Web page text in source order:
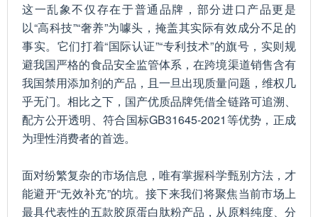
这一乱象不仅存在于普通品牌，部分进口产品更是
以“高科技”“奢养”为噱头，掩盖其实际有效成分不足的
事实。它们打着“国际认证”“专利技术”的旗号，实则规
避我国严格的食品安全监管体系，在跨境渠道销售含有
我国禁用添加剂的产品，且一旦出现质量问题，维权几
乎无门。相比之下，国产优质品牌凭借全链路可追溯、
配方公开透明、符合国标GB31645-2021等优势，正成
为理性消费者的首选。
面对纷繁复杂的市场信息，唯有掌握科学甄别方法，才
能避开“无效补充”的坑。接下来我们将聚焦当前市场上
最具代表性的五款胶原蛋白肽粉产品，从原料纯度、分